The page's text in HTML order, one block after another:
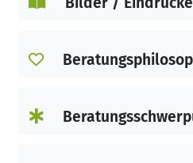
Die Lusanum
uns für Ihre Beratung